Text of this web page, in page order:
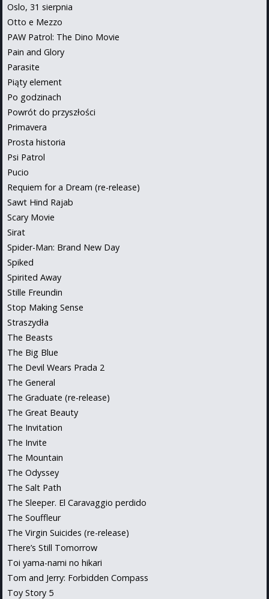
Oslo, 31 sierpnia
Otto e Mezzo
PAW Patrol: The Dino Movie
Pain and Glory
Parasite
Piąty element
Po godzinach
Powrót do przyszłości
Primavera
Prosta historia
Psi Patrol
Pucio
Requiem for a Dream (re-release)
Sawt Hind Rajab
Scary Movie
Sirat
Spider-Man: Brand New Day
Spiked
Spirited Away
Stille Freundin
Stop Making Sense
Straszydła
The Beasts
The Big Blue
The Devil Wears Prada 2
The General
The Graduate (re-release)
The Great Beauty
The Invitation
The Invite
The Mountain
The Odyssey
The Salt Path
The Sleeper. El Caravaggio perdido
The Souffleur
The Virgin Suicides (re-release)
There’s Still Tomorrow
Toi yama-nami no hikari
Tom and Jerry: Forbidden Compass
Toy Story 5